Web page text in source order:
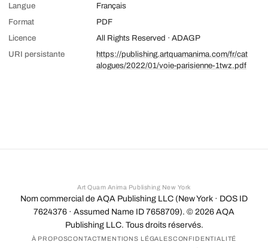
Langue
Français
Format
PDF
Licence
All Rights Reserved · ADAGP
URI persistante
https://publishing.artquamanima.com/fr/cat
alogues/2022/01/voie-parisienne-1twz.pdf
Art Quam Anima Publishing New York
Nom commercial de AQA Publishing LLC (New York · DOS ID
7624376 · Assumed Name ID 7658709). © 2026 AQA
Publishing LLC. Tous droits réservés.
À PROPOSCONTACTMENTIONS LÉGALESCONFIDENTIALITÉ